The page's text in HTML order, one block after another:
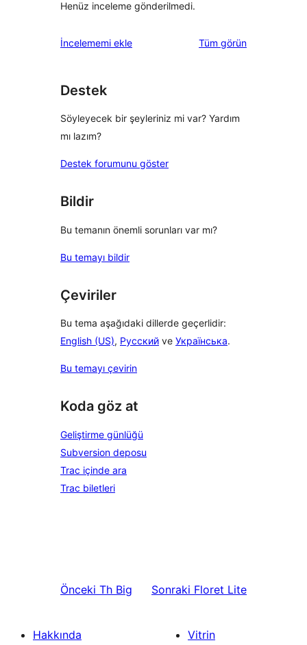
Henüz inceleme gönderilmedi.
İncelememi ekle Tüm değerlendirmeleri
görün
Destek
Söyleyecek bir şeyleriniz mi var? Yardım
mı lazım?
Destek forumunu göster
Bildir
Bu temanın önemli sorunları var mı?
Bu temayı bildir
Çeviriler
Bu tema aşağıdaki dillerde geçerlidir:
English (US), Русский ve Українська.
Bu temayı çevirin
Koda göz at
Geliştirme günlüğü
Subversion deposu
Trac içinde ara
Trac biletleri
Önceki Th Big Sonraki Floret Lite
Hakkında
Vitrin